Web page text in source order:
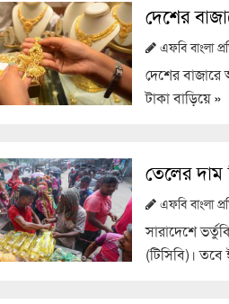
দেশের
এফবি বাংলা
দেশের বাজারে
টাকা বাড়িয়ে»
তেলের দাম
এফবি বাংলা
সারাদেশে
(টিসিবি)।